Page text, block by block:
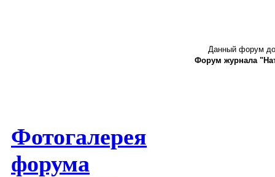
Данный форум
Форум журнала
Фотогалерея
форума